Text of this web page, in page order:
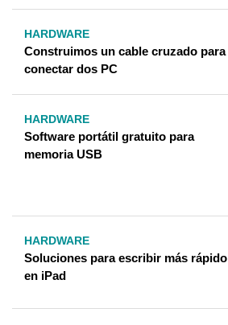
HARDWARE
Construimos un cable cruzado para
conectar dos PC
HARDWARE
Software portátil gratuito para
memoria USB
HARDWARE
Soluciones para escribir más rápido
en iPad